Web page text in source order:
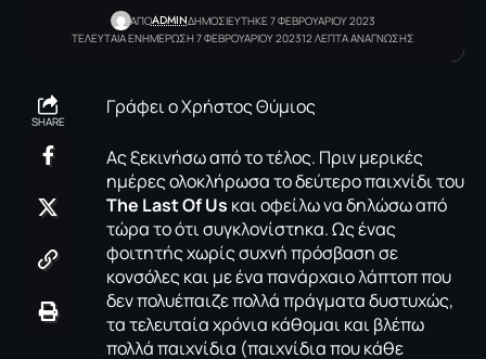
ΑΠΟADMINΔΗΜΟΣΙΕΥΤΗΚΕ 7 ΦΕΒΡΟΥΑΡΙΟΥ 2023
ΤΕΛΕΥΤΑΙΑ ΕΝΗΜΕΡΩΣΗ 7 ΦΕΒΡΟΥΑΡΙΟΥ 202312 ΛΕΠΤΑ ΑΝΑΓΝΩΣΗΣ
SHARE
Γράφει ο Χρήστος Θύμιος
Ας ξεκινήσω από το τέλος. Πριν μερικές
ημέρες ολοκλήρωσα το δεύτερο παιχνίδι του
The Last Of Us και οφείλω να δηλώσω από
τώρα το ότι συγκλονίστηκα. Ως ένας
φοιτητής χωρίς συχνή πρόσβαση σε
κονσόλες και με ένα πανάρχαιο λάπτοπ που
δεν πολυέπαιζε πολλά πράγματα δυστυχώς,
τα τελευταία χρόνια κάθομαι και βλέπω
πολλά παιχνίδια (παιχνίδια που κάθε